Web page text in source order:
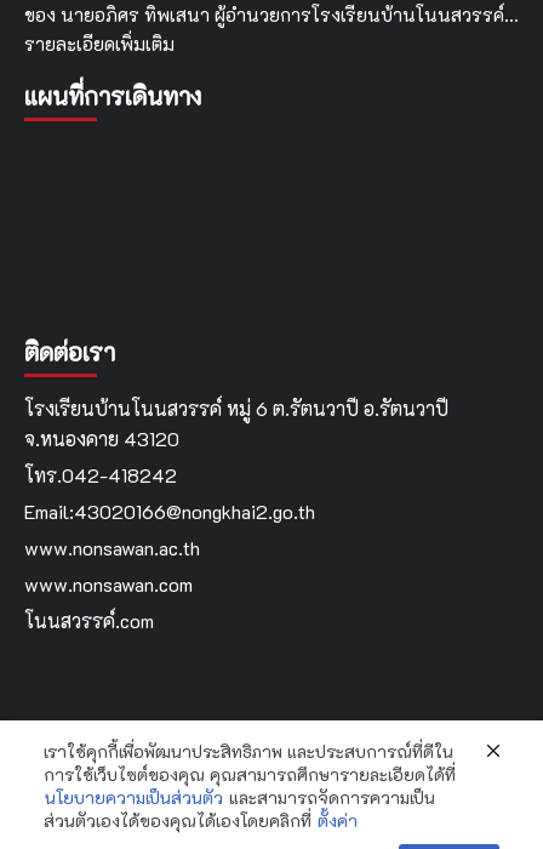
DMC
ภาค
เรียน
2
ของ นายอภิศร ทิพเสนา ผู้อำนวยการโรงเรียนบ้านโนนสวรรค์…
รายละเอียดเพิ่มเติม
แผนที่การเดินทาง
ติดต่อเรา
โรงเรียนบ้านโนนสวรรค์ หมู่ 6 ต.รัตนวาปี อ.รัตนวาปี
จ.หนองคาย 43120
โทร.042-418242
Email:43020166@nongkhai2.go.th
www.nonsawan.ac.th
www.nonsawan.com
โนนสวรรค์.com
Home
Copyright Bannonsawan School By...Krooyingyai © All
เราใช้คุกกี้เพื่อพัฒนาประสิทธิภาพ และประสบการณ์ที่ดีใน
การใช้เว็บไซต์ของคุณ คุณสามารถศึกษารายละเอียดได้ที่
นโยบายความเป็นส่วนตัว และสามารถจัดการความเป็น
ส่วนตัวเองได้ของคุณได้เองโดยคลิกที่ ตั้งค่า